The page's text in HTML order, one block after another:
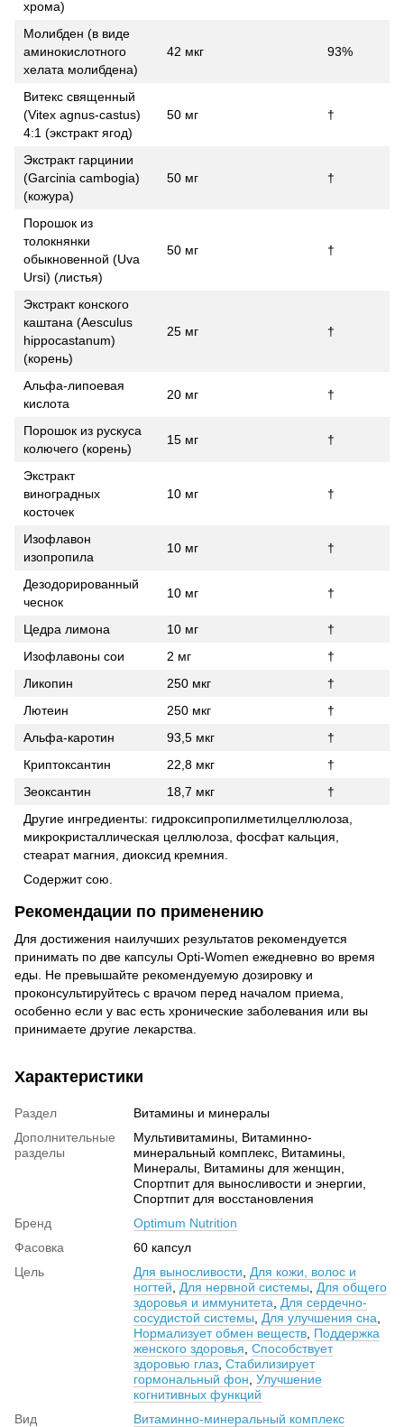
хрома)
Молибден (в виде
аминокислотного
хелата молибдена)
42 мкг 93%
Витекс священный
(Vitex agnus-castus)
4:1 (экстракт ягод)
50 мг †
Экстракт гарцинии
(Garcinia cambogia)
(кожура)
50 мг †
Порошок из
толокнянки
обыкновенной (Uva
Ursi) (листья)
50 мг †
Экстракт конского
каштана (Aesculus
hippocastanum)
(корень)
25 мг †
Альфа-липоевая
кислота
20 мг †
Порошок из рускуса
колючего (корень)
15 мг †
Экстракт
виноградных
косточек
10 мг †
Изофлавон
изопропила
10 мг †
Дезодорированный
чеснок
10 мг †
Цедра лимона 10 мг
†
Изофлавоны сои
2 мг
†
Ликопин
250 мкг
†
Лютеин
250 мкг
†
Альфа-каротин
93,5 мкг
†
Криптоксантин
22,8 мкг
†
Зеоксантин
18,7 мкг
†
Другие ингредиенты: гидроксипропилметилцеллюлоза,
микрокристаллическая целлюлоза, фосфат кальция,
стеарат магния, диоксид кремния.
Содержит сою.
Рекомендации по применению
Для достижения наилучших результатов рекомендуется
принимать по две капсулы Opti-Women ежедневно во время
еды. Не превышайте рекомендуемую дозировку и
проконсультируйтесь с врачом перед началом приема,
особенно если у вас есть хронические заболевания или вы
принимаете другие лекарства.
Характеристики
Раздел
Витамины и минералы
Дополнительные
разделы
Мультивитамины, Витаминно-
минеральный комплекс, Витамины,
Минералы, Витамины для женщин,
Спортпит для выносливости и энергии,
Спортпит для восстановления
Бренд
Optimum Nutrition
Фасовка
60 капсул
Цель
Для выносливости
Для кожи, волос и
ногтей
Для нервной системы
Для общего
здоровья и иммунитета
Для сердечно-
сосудистой системы
Для улучшения сна
Нормализует обмен веществ Поддержка
женского здоровья Способствует
здоровью глаз Стабилизирует
гормональный фон Улучшение
когнитивных функций
Вид
Витаминно-минеральный комплекс